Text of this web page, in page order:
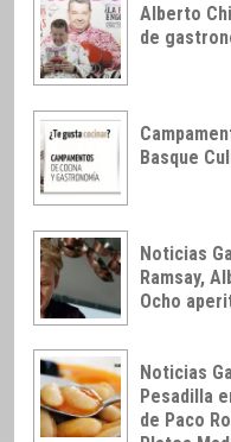
Alberto
de
Basque
Noticias
Ramsay,
Ocho
Noticias
Pesadilla
de Paco